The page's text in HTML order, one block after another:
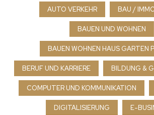
AUTO VERKEHR BAU /
BAUEN UND WOHNEN
BAUEN WOHNEN HAUS GARTEN
BERUF UND KARRIERE BILDUNG &
COMPUTER UND KOMMUNIKATION
DIGITALISIERUNG E-